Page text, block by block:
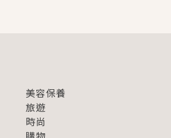
美容保養
旅遊
時尚